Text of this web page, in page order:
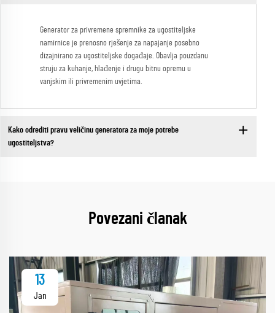
Generator za privremene spremnike za ugostiteljske
namirnice je prenosno rješenje za napajanje posebno
dizajnirano za ugostiteljske događaje. Obavlja pouzdanu
struju za kuhanje, hlađenje i drugu bitnu opremu u
vanjskim ili privremenim uvjetima.
Kako odrediti pravu veličinu generatora za moje potrebe
ugostiteljstva?
Povezani članak
13
Jan